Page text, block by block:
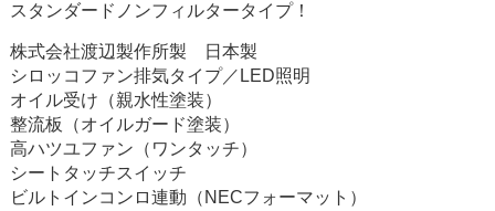
スタンダードノンフィルタータイプ！
株式会社渡辺製作所製 日本製
シロッコファン排気タイプ／LED照明
オイル受け（親水性塗装）
整流板（オイルガード塗装）
高ハツユファン（ワンタッチ）
シートタッチスイッチ
ビルトインコンロ連動（NECフォーマット）